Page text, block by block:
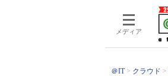
メディア
＠IT クラウド